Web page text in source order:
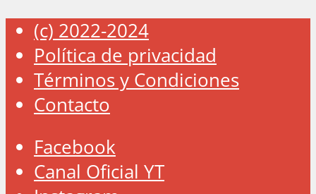
(c) 2022-2024
Política de privacidad
Términos y Condiciones
Contacto
Facebook
Canal Oficial YT